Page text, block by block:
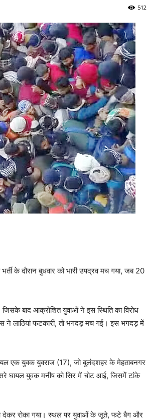
512
के दौरान बुधवार को भारी उपद्रव मच गया, जब 20
जिसके बाद आक्रोशित युवाओं ने इस स्थिति का विरोध
ने लाठियां फटकारीं, तो भगदड़ मच गई। इस भगदड़ में
एक युवक युवराज (17), जो बुलंदशहर के मेहताबनगर
घायल युवक मनीष को सिर में चोट आई, जिसमें टांके
देकर रोका गया। स्थल पर युवाओं के जूते, फटे बैग और